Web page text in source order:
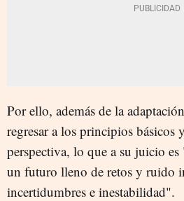
Por ello, además de la
regresar a los principios básicos
perspectiva, lo que a su juicio
un futuro lleno de retos y ruido
incertidumbres e inestabilidad".